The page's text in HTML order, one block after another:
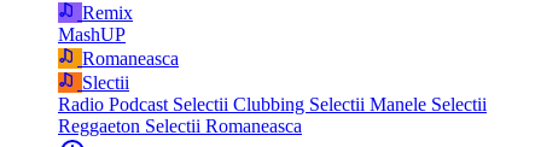
Remix
MashUP
Romaneasca
Slectii
Radio Podcast Selectii Clubbing Selectii Manele Selectii
Reggaeton Selectii Romaneasca